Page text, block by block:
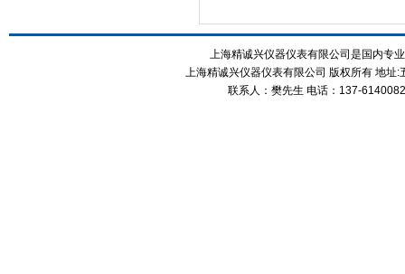
上海精诚兴仪器仪表有限公司是国内专
上海精诚兴仪器仪表有限公司 版权所有 地
联系人：樊先生 电话：137-